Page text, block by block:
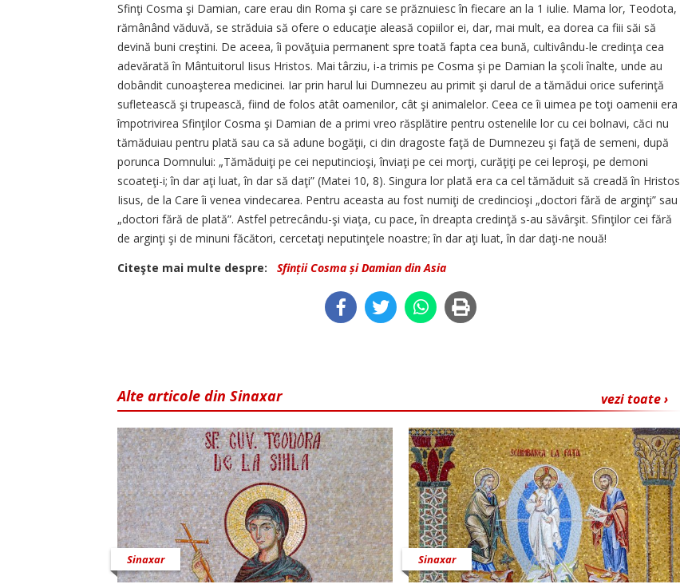
Sfinţi Cosma şi Damian, care erau din Roma şi care se prăznuiesc în fiecare an la 1 iulie. Mama lor, Teodota,
rămânând văduvă, se străduia să ofere o educaţie aleasă copiilor ei, dar, mai mult, ea dorea ca fiii săi să
devină buni creştini. De aceea, îi povăţuia permanent spre toată fapta cea bună, cultivându-le credinţa cea
adevărată în Mântuitorul Iisus Hristos. Mai târziu, i-a trimis pe Cosma şi pe Damian la şcoli înalte, unde au
dobândit cunoaşterea medicinei. Iar prin harul lui Dumnezeu au primit şi darul de a tămădui orice suferinţă
sufletească şi trupească, fiind de folos atât oamenilor, cât şi animalelor. Ceea ce îi uimea pe toţi oamenii era
împotrivirea Sfinţilor Cosma şi Damian de a primi vreo răsplătire pentru ostenelile lor cu cei bolnavi, căci nu
tămăduiau pentru plată sau ca să adune bogăţii, ci din dragoste faţă de Dumnezeu şi faţă de semeni, după
porunca Domnului: „Tămăduiţi pe cei neputincioşi, înviaţi pe cei morţi, curăţiţi pe cei leproşi, pe demoni
scoateţi-i; în dar aţi luat, în dar să daţi” (Matei 10, 8). Singura lor plată era ca cel tămăduit să creadă în Hristos
Iisus, de la Care îi venea vindecarea. Pentru aceasta au fost numiţi de credincioşi „doctori fără de arginţi” sau
„doctori fără de plată”. Astfel petrecându-şi viaţa, cu pace, în dreapta credinţă s-au săvârşit. Sfinţilor cei fără
de arginţi şi de minuni făcători, cercetaţi neputinţele noastre; în dar aţi luat, în dar daţi-ne nouă!
Citeşte mai multe despre:
Sfinții Cosma și Damian din Asia
vezi toate ›
Alte articole din Sinaxar
Sinaxar Sinaxar